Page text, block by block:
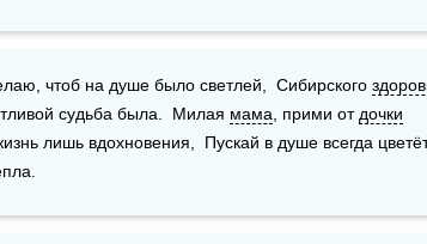
чтоб на душе было светлей,  Сибирского
судьба была.  Милая мама , прими от дочки
лишь вдохновения,  Пускай в душе всегда